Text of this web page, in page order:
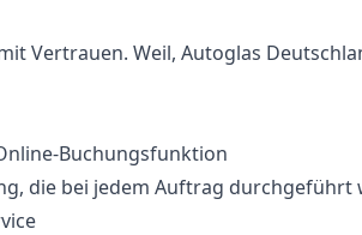
Vertrauen. Weil, Autoglas
Buchungsfunktion
die bei jedem Auftrag durchgeführt